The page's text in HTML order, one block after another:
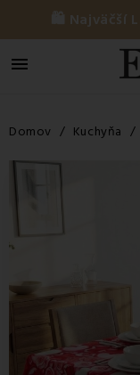
🛍️ Najväčší

Domov Kuchyňa